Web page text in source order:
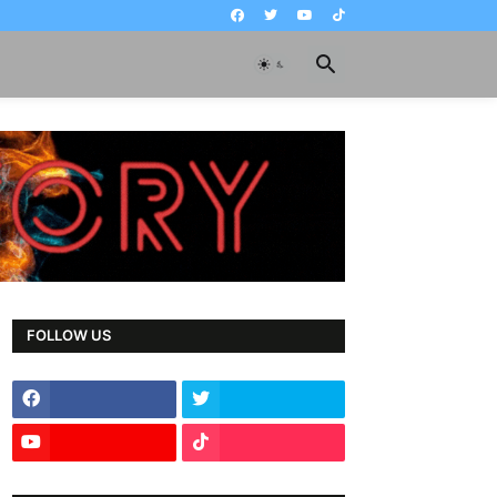
FOLLOW US